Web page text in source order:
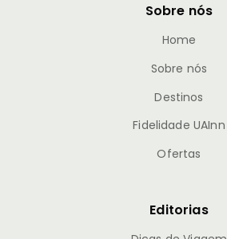
Sobre nós
Home
Sobre nós
Destinos
Fidelidade UAInn
Ofertas
Editorias